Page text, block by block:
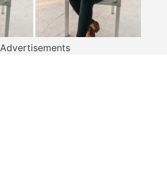
Advertisements